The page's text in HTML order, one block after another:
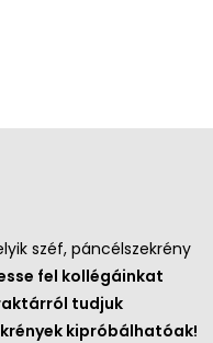
széf, páncélszekrény
fel kollégáinkat
tudjuk
kipróbálhatóak!